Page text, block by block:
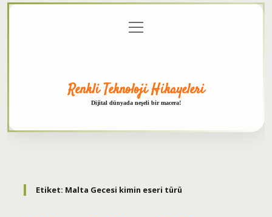
menüyü
aç
Renkli Teknoloji Hikayeleri
Dijital dünyada neşeli bir macera!
Etiket: Malta Gecesi kimin eseri türü